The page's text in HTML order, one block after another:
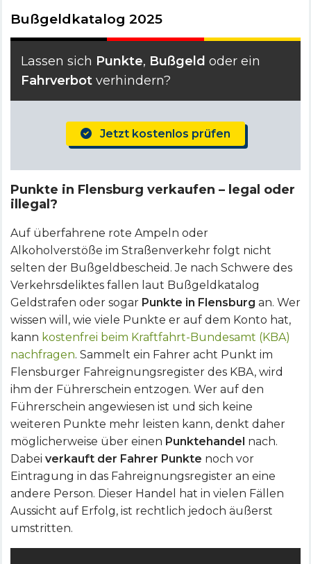
Bußgeldkatalog 2025
Lassen sich Punkte, Bußgeld oder ein
Fahrverbot verhindern?
Jetzt kostenlos prüfen
Punkte in Flensburg verkaufen – legal oder
illegal?
Auf überfahrene rote Ampeln oder
Alkoholverstöße im Straßenverkehr folgt nicht
selten der Bußgeldbescheid. Je nach Schwere des
Verkehrsdeliktes fallen laut Bußgeldkatalog
Geldstrafen oder sogar Punkte in Flensburg an. Wer
wissen will, wie viele Punkte er auf dem Konto hat,
kann kostenfrei beim Kraftfahrt-Bundesamt (KBA)
nachfragen. Sammelt ein Fahrer acht Punkt im
Flensburger Fahreignungsregister des KBA, wird
ihm der Führerschein entzogen. Wer auf den
Führerschein angewiesen ist und sich keine
weiteren Punkte mehr leisten kann, denkt daher
möglicherweise über einen Punktehandel nach.
Dabei verkauft der Fahrer Punkte noch vor
Eintragung in das Fahreignungsregister an eine
andere Person. Dieser Handel hat in vielen Fällen
Aussicht auf Erfolg, ist rechtlich jedoch äußerst
umstritten.